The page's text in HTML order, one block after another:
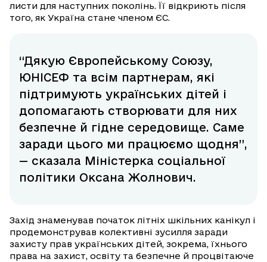
листи для наступних поколінь. Її відкриють після
того, як Україна стане членом ЄС.
“Дякую Європейському Союзу,
ЮНІСЕФ та всім партнерам, які
підтримують українських дітей і
допомагають створювати для них
безпечне й гідне середовище. Саме
заради цього ми працюємо щодня”,
— сказала Міністерка соціальної
політики Оксана Жолнович.
Захід знаменував початок літніх шкільних канікул і
продемонстрував колективні зусилля заради
захисту прав українських дітей, зокрема, їхнього
права на захист, освіту та безпечне й процвітаюче